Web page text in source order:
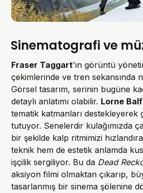
Sinematografi ve
Fraser Taggart’ın görüntü
çekimlerinde ve tren sekansında
Görsel tasarım, serinin bugüne
detaylı anlatımı olabilir. Lorne
tematik katmanları destekleyerek
tutuyor. Senelerdir kulağımızda
bir şekilde kalp ritmimizi
teknik hem de estetik anlamda
işçilik sergiliyor. Bu da Dead
aksiyon filmi olmaktan çıkarıp,
tasarlanmış bir sinema şölenine